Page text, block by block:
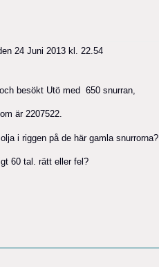
24 Juni 2013 kl. 22.54
besökt Utö med 650 snurran,
är 2207522.
i riggen på de här gamla snurrorna?
60 tal. rätt eller fel?